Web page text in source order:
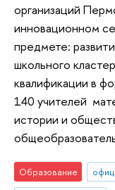
организаций
инновационном
предмете:
школьного
квалификации в
140 учителей
истории и
Образование